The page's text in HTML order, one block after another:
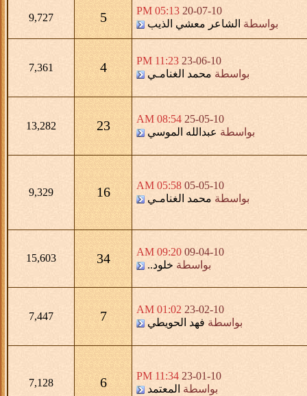
20-07-10
05:13 PM
بواسطة الشاعر معشي الذيب 5
9,727
23-06-10
11:23 PM
بواسطة محمد الغنامـي 4
7,361
25-05-10
08:54 AM
بواسطة عبدالله الموسي 23
13,282
05-05-10
05:58 AM
بواسطة محمد الغنامـي 16
9,329
09-04-10
09:20 AM
بواسطة خلود.. 34
15,603
23-02-10
01:02 AM
بواسطة فهد الحويطي 7
7,447
23-01-10
11:34 PM
بواسطة المعتمد 6
7,128